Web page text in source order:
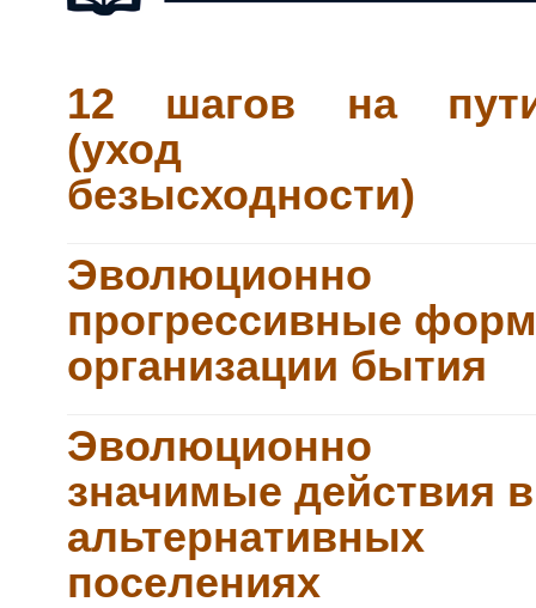
12 шагов на
(уход
безысходности)
Эволюционно
прогрессивные
организации бытия
Эволюционно
значимые действия в
альтернативных
поселениях